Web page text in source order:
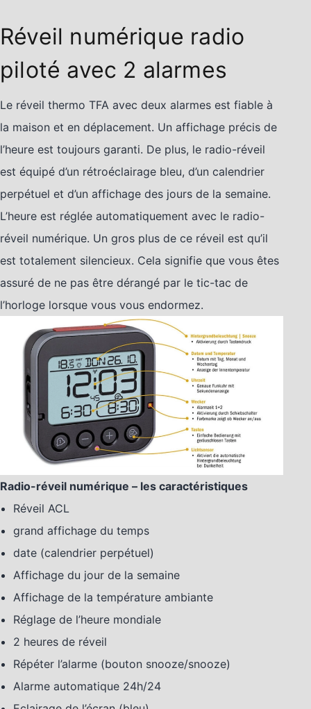
Réveil numérique radio
piloté avec 2 alarmes
Le réveil thermo TFA avec deux alarmes est fiable à
la maison et en déplacement. Un affichage précis de
l’heure est toujours garanti. De plus, le radio-réveil
est équipé d’un rétroéclairage bleu, d’un calendrier
perpétuel et d’un affichage des jours de la semaine.
L’heure est réglée automatiquement avec le radio-
réveil numérique. Un gros plus de ce réveil est qu’il
est totalement silencieux. Cela signifie que vous êtes
assuré de ne pas être dérangé par le tic-tac de
l’horloge lorsque vous vous endormez.
Radio-réveil numérique – les caractéristiques
Réveil ACL
grand affichage du temps
date (calendrier perpétuel)
Affichage du jour de la semaine
Affichage de la température ambiante
Réglage de l’heure mondiale
2 heures de réveil
Répéter l’alarme (bouton snooze/snooze)
Alarme automatique 24h/24